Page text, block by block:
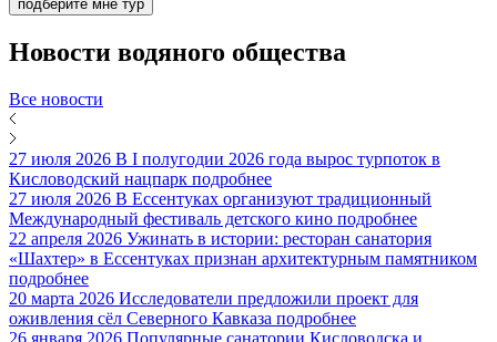
подберите мне тур
Новости водяного общества
Все новости
27 июля 2026 В I полугодии 2026 года вырос турпоток в
Кисловодский нацпарк подробнее
27 июля 2026 В Ессентуках организуют традиционный
Международный фестиваль детского кино подробнее
22 апреля 2026 Ужинать в истории: ресторан санатория
«Шахтер» в Ессентуках признан архитектурным памятником
подробнее
20 марта 2026 Исследователи предложили проект для
оживления сёл Северного Кавказа подробнее